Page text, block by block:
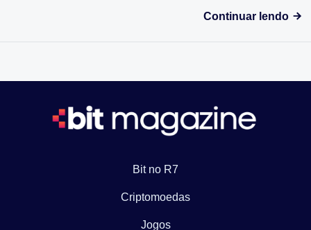
Continuar lendo
Bit no R7
Criptomoedas
Jogos